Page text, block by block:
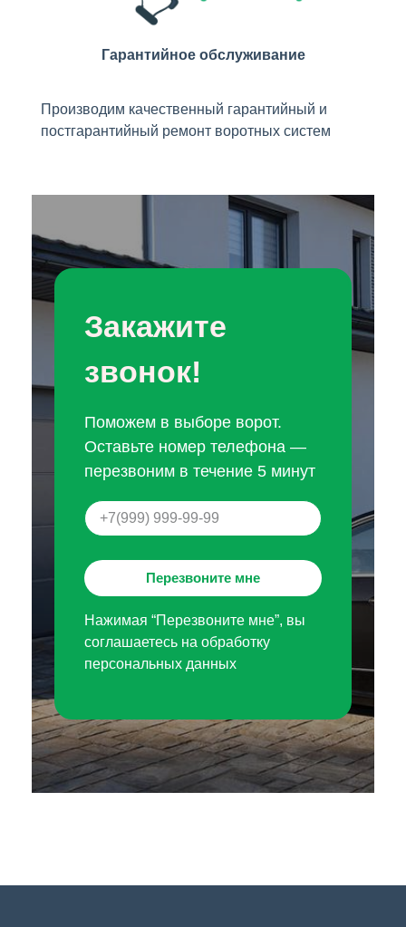
Гарантийное обслуживание
Производим качественный гарантийный и
постгарантийный ремонт воротных систем
Закажите
звонок!
Поможем в выборе ворот.
Оставьте номер телефона —
перезвоним в течение 5 минут
Перезвоните мне
Нажимая “Перезвоните мне”, вы
соглашаетесь на обработку
персональных данных